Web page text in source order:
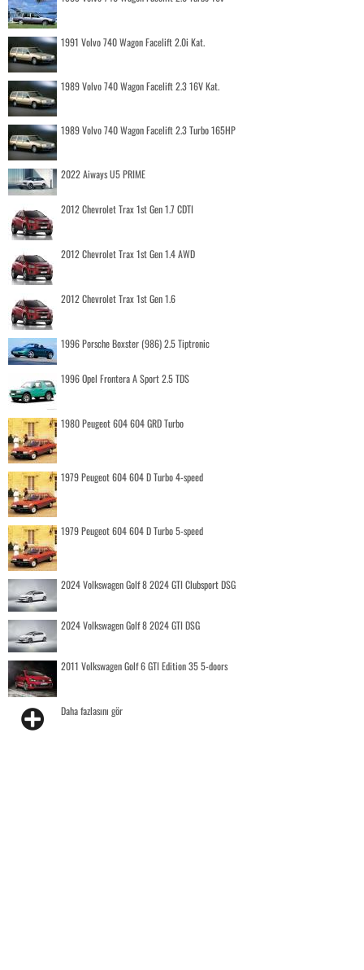
1991 Volvo 740 Wagon Facelift 2.0i Kat.
1989 Volvo 740 Wagon Facelift 2.3 16V Kat.
1989 Volvo 740 Wagon Facelift 2.3 Turbo 165HP
2022 Aiways U5 PRIME
2012 Chevrolet Trax 1st Gen 1.7 CDTI
2012 Chevrolet Trax 1st Gen 1.4 AWD
2012 Chevrolet Trax 1st Gen 1.6
1996 Porsche Boxster (986) 2.5 Tiptronic
1996 Opel Frontera A Sport 2.5 TDS
1980 Peugeot 604 604 GRD Turbo
1979 Peugeot 604 604 D Turbo 4-speed
1979 Peugeot 604 604 D Turbo 5-speed
2024 Volkswagen Golf 8 2024 GTI Clubsport DSG
2024 Volkswagen Golf 8 2024 GTI DSG
2011 Volkswagen Golf 6 GTI Edition 35 5-doors
Daha fazlasını gör